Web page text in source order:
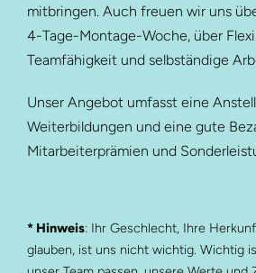
mitbringen. Auch freuen wir uns
4-Tage-Montage-Woche, über
Teamfähigkeit und selbständige
Unser Angebot umfasst eine
Weiterbildungen und eine gute
Mitarbeiterprämien und
* Hinweis: Ihr Geschlecht, Ihre
glauben, ist uns nicht wichtig. Wichtig